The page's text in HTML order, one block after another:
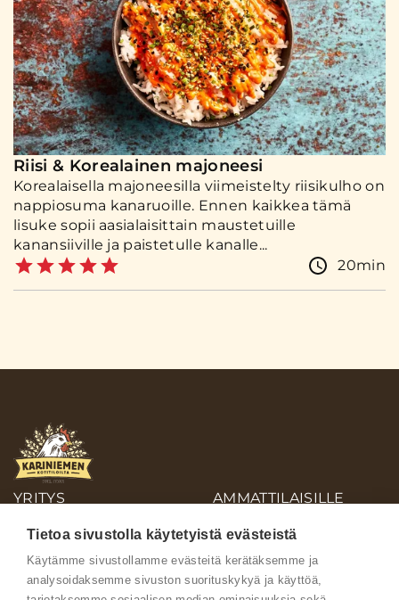
Riisi & Korealainen majoneesi
Korealaisella majoneesilla viimeistelty riisikulho on
nappiosuma kanaruoille. Ennen kaikkea tämä
lisuke sopii aasialaisittain maustetuille
kanansiiville ja paistetulle kanalle...
20min
YRITYS
AMMATTILAISILLE
AINEISTOPANKKI
Tietoa sivustolla käytetyistä evästeistä
Käytämme sivustollamme evästeitä kerätäksemme ja
analysoidaksemme sivuston suorituskykyä ja käyttöä,